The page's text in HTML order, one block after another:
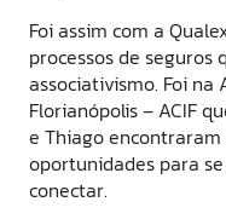
Foi assim com a
processos de seguros
associativismo. Foi na
Florianópolis – ACIF
e Thiago encontraram
oportunidades para
conectar.